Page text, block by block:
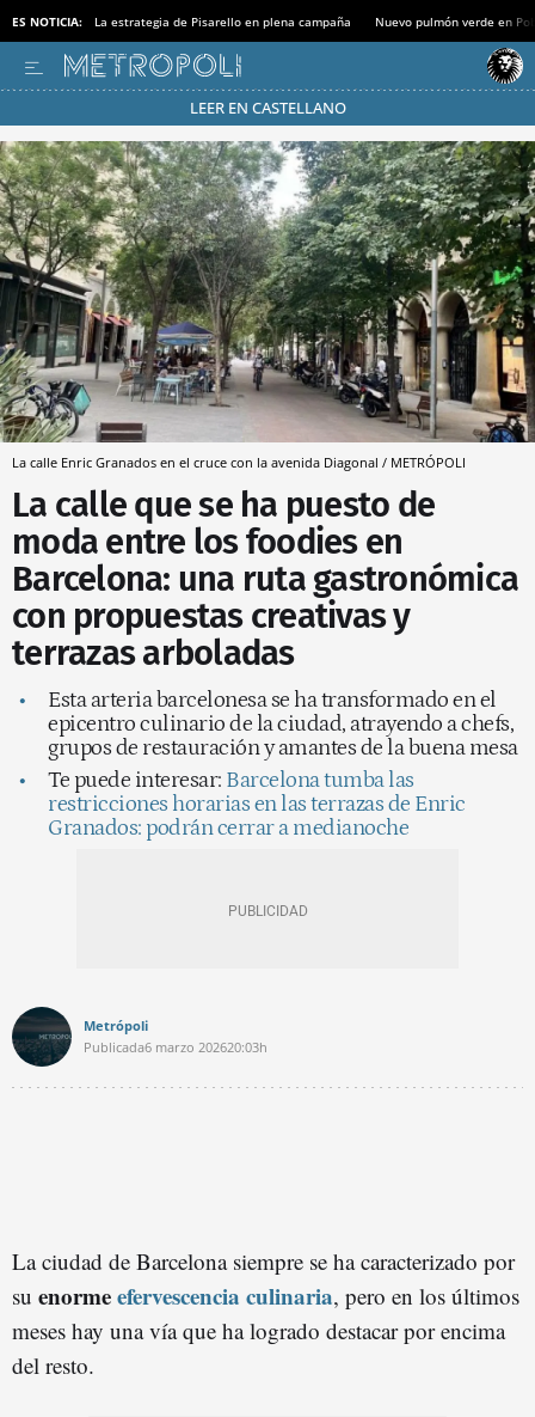
ES NOTICIA: La estrategia de Pisarello en plena campaña Nuevo pulmón verde en
LEER EN CASTELLANO
Pásate al MODO AHORRO
La calle Enric Granados en el cruce con la avenida Diagonal / METRÓPOLI
La calle que se ha puesto de
moda entre los foodies en
Barcelona: una ruta gastronómica
con propuestas creativas y
terrazas arboladas
Esta arteria barcelonesa se ha transformado en el
epicentro culinario de la ciudad, atrayendo a chefs,
grupos de restauración y amantes de la buena mesa
Te puede interesar: Barcelona tumba las
restricciones horarias en las terrazas de Enric
Granados: podrán cerrar a medianoche
Metrópoli
Publicada6 marzo 202620:03h
La ciudad de Barcelona siempre se ha caracterizado por
su enormeefervescencia culinaria, pero en los últimos
meses hay una vía que ha logrado destacar por encima
del resto.